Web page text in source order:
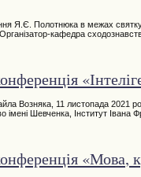
Я.Є. Полотнюка в межах
кафедра
Возняка, 11 листопада 2021
імені Шевченка, Інститут
«Мова,